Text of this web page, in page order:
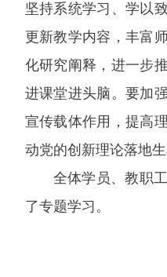
坚持系统学习、学以
更新教学内容，丰富
化研究阐释，进一步
进课堂进头脑。要加
宣传载体作用，提高
动党的创新理论落地生
全体学员、教职
了专题学习。